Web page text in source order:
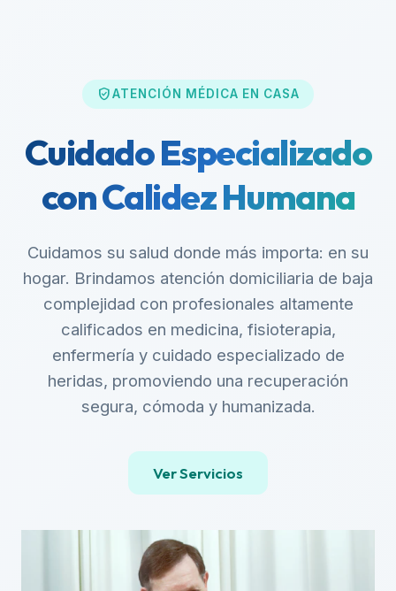
verified_userATENCIÓN MÉDICA EN CASA
Cuidado Especializado
con Calidez Humana
Cuidamos su salud donde más importa: en su
hogar. Brindamos atención domiciliaria de baja
complejidad con profesionales altamente
calificados en medicina, fisioterapia,
enfermería y cuidado especializado de
heridas, promoviendo una recuperación
segura, cómoda y humanizada.
Ver Servicios